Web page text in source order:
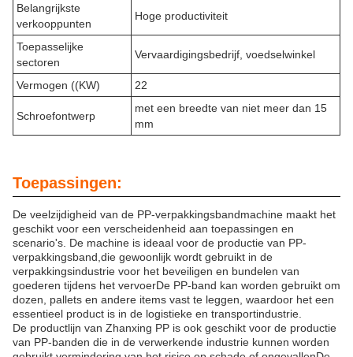
Belangrijkste
verkooppunten
Hoge productiviteit
Toepasselijke
sectoren
Vervaardigingsbedrijf, voedselwinkel
Vermogen ((KW) 22
Schroefontwerp
met een breedte van niet meer dan 15
mm
Toepassingen:
De veelzijdigheid van de PP-verpakkingsbandmachine maakt het
geschikt voor een verscheidenheid aan toepassingen en
scenario's. De machine is ideaal voor de productie van PP-
verpakkingsband,die gewoonlijk wordt gebruikt in de
verpakkingsindustrie voor het beveiligen en bundelen van
goederen tijdens het vervoerDe PP-band kan worden gebruikt om
dozen, pallets en andere items vast te leggen, waardoor het een
essentieel product is in de logistieke en transportindustrie.
De productlijn van Zhanxing PP is ook geschikt voor de productie
van PP-banden die in de verwerkende industrie kunnen worden